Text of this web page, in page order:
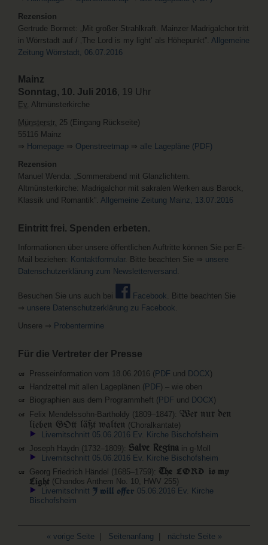
Rezension
Gertrude Bormet: „Mit großer Strahlkraft. Mainzer Madrigalchor tritt
in Wörrstadt auf / ‚The Lord is my light’ als Höhepunkt”. Allgemeine
Zeitung Wörrstadt, 06.07.2016
Mainz
Sonntag, 10. Juli 2016, 19 Uhr
Ev. Altmünsterkirche
Münsterstr. 25 (Eingang Rückseite)
55116 Mainz
⇒ Homepage ⇒ Openstreetmap ⇒ alle Lagepläne (PDF)
Rezension
Manuel Wenda: „Sommerabend mit Glanzlichtern.
Altmünsterkirche: Madrigalchor mit sakralen Werken aus Barock,
Klassik und Romantik”. Allgemeine Zeitung Mainz, 13.07.2016
Eintritt frei. Spenden erbeten.
Informationen über unsere öffentlichen Auftritte können Sie per E-
Mail beziehen: Kontaktformular. Bitte beachten Sie ⇒ unsere
Datenschutzerklärung zum Newsletterversand
Besuchen Sie uns auch bei Facebook . Bitte beachten Sie
⇒ unsere Datenschutzerklärung zu Facebook
Unsere ⇒ Probentermine
Für die Vertreter der Presse
Presseinformation vom 18.06.2016 (PDF und DOCX)
Handzettel mit allen Lageplänen (PDF) – wie oben
Biographien aus dem Programmheft (PDF und DOCX)
Felix Mendelssohn-Bartholdy (1809–1847): Wer nur den
lieben GOtt läßt walten (Choralkantate)
Livemitschnitt 05.06.2016 Ev. Kirche Bischofsheim
Joseph Haydn (1732–1809): Salve Regina in g-Moll
Livemitschnitt 05.06.2016 Ev. Kirche Bischofsheim
Georg Friedrich Händel (1685–1759): The LORD is my
Light (Chandos Anthem No. 10, HWV 255)
Livemitschnitt J will offer 05.06.2016 Ev. Kirche
Bischofsheim
« vorige Seite | Seitenanfang | nächste Seite »